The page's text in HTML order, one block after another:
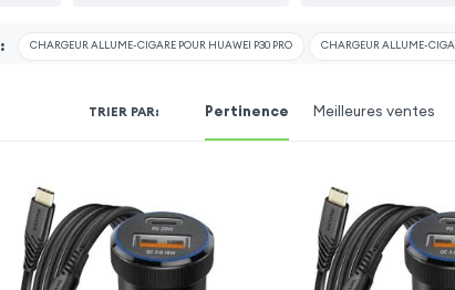
CHARGEUR ALLUME-CIGARE POUR HUAWEI P30 PRO CHARGEUR ALLUME-
TRIER PAR: Pertinence Meilleures ventes